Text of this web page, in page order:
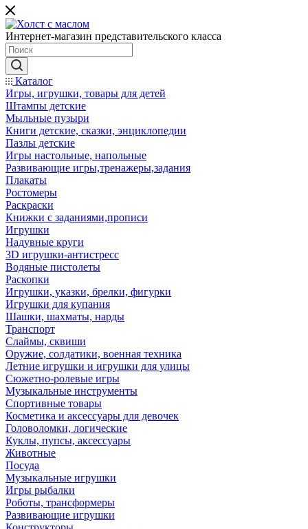
Интернет-магазин представительского класса
Каталог
Игры, игрушки, товары для детей
Штампы детские
Мыльные пузыри
Книги детские, сказки, энциклопедии
Пазлы детские
Игры настольные, напольные
Развивающие игры,тренажеры,задания
Плакаты
Ростомеры
Раскраски
Книжки с заданиями,прописи
Игрушки
Надувные круги
3D игрушки-антистресс
Водяные пистолеты
Раскопки
Игрушки, указки, брелки, фигурки
Игрушки для купания
Шашки, шахматы, нарды
Транспорт
Слаймы, сквиши
Оружие, солдатики, военная техника
Летние игрушки и игрушки для улицы
Сюжетно-ролевые игры
Музыкальные инструменты
Спортивные товары
Косметика и аксессуары для девочек
Головоломки, логические
Куклы, пупсы, аксессуары
Животные
Посуда
Музыкальные игрушки
Игры рыбалки
Роботы, трансформеры
Развивающие игрушки